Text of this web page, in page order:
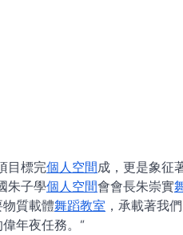
目標完個人空間成，更是象征
朱子學個人空間會會長朱崇實
質載體舞蹈教室 ，承載著我
年夜任務。”